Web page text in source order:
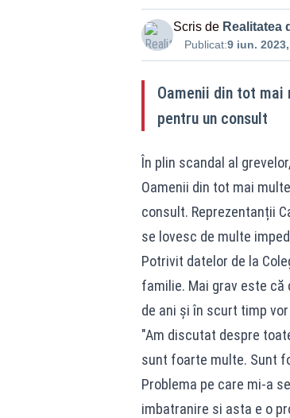
Scris de Realitatea
Publicat:9 iun.
Oamenii din tot
pentru un consult
În plin scandal al
Oamenii din tot mai
consult. Reprezentanții
se lovesc de multe
Potrivit datelor de la
familie. Mai grav este că
de ani şi în scurt timp
"Am discutat despre
sunt foarte multe. Sunt
Problema pe care mi-a
imbatranire si asta e o